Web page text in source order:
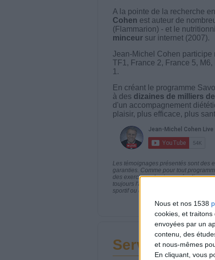
Nous et nos 1538
cookies, et
envoyées par un
contenu, des
et nous-mêmes
En cliquant, vous
A la pointe de la recherche
Cohen est auteur de
(Flammarion) - et le
minceursur internet (2007).
Jean-Michel Cohen
TF1, France 2, France 5,
1.
En créant le programme
à des dizaines de milliers
d'un accompagnement
plaisir, plus efficace, plus
Les témoignages présentés sont des
garanties. Comme pour tout
des exercices physiques réguliers
toujours l'avis de votre médecin
sportif ou de modifier vos habitudes
Service-client